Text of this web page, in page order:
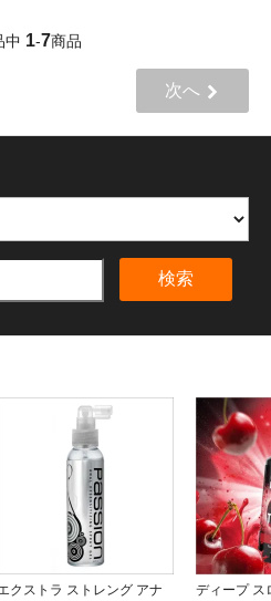
中 1-7商品
次へ
検索
クストラ ストレング アナ
ディープ ス